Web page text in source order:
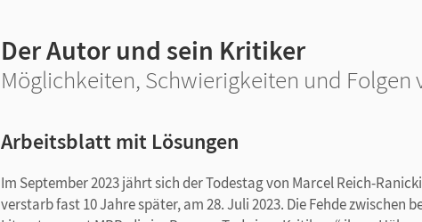
Der Autor und sein Kritiker
Möglichkeiten, Schwierigkeiten und
Arbeitsblatt mit Lösungen
Im September 2023 jährt sich der Todestag von Marcel Reich-
verstarb fast 10 Jahre später, am 28. Juli 2023. Die Fehde zwischen